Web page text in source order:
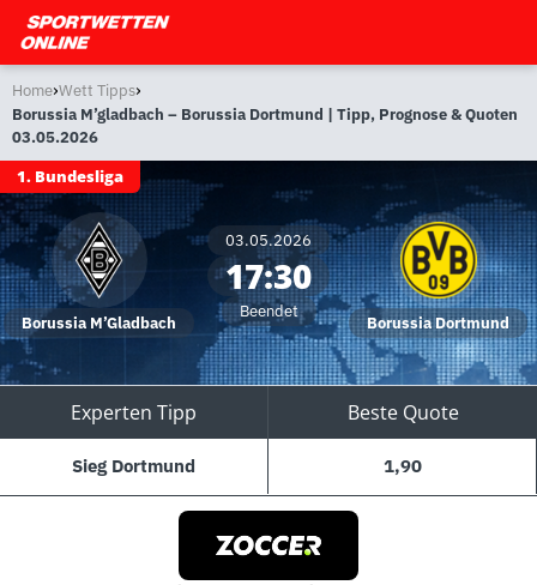
Home›Wett Tipps›
Borussia M’gladbach – Borussia Dortmund | Tipp, Prognose & Quoten
03.05.2026
1. Bundesliga
Borussia M’Gladbach
03.05.2026
17:30
Beendet
Borussia Dortmund
Experten Tipp Beste Quote
Sieg Dortmund 1,90